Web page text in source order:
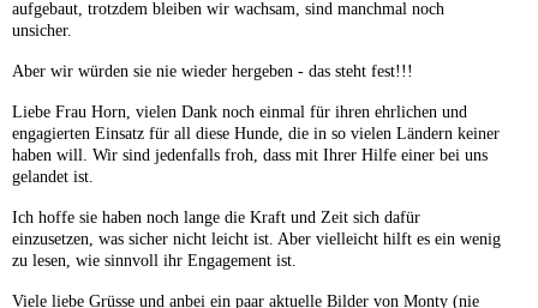
aufgebaut, trotzdem bleiben wir wachsam, sind manchmal noch
unsicher.
Aber wir würden sie nie wieder hergeben - das steht fest!!!
Liebe Frau Horn, vielen Dank noch einmal für ihren ehrlichen und
engagierten Einsatz für all diese Hunde, die in so vielen Ländern keiner
haben will. Wir sind jedenfalls froh, dass mit Ihrer Hilfe einer bei uns
gelandet ist.
Ich hoffe sie haben noch lange die Kraft und Zeit sich dafür
einzusetzen, was sicher nicht leicht ist. Aber vielleicht hilft es ein wenig
zu lesen, wie sinnvoll ihr Engagement ist.
Viele liebe Grüsse und anbei ein paar aktuelle Bilder von Monty (nie